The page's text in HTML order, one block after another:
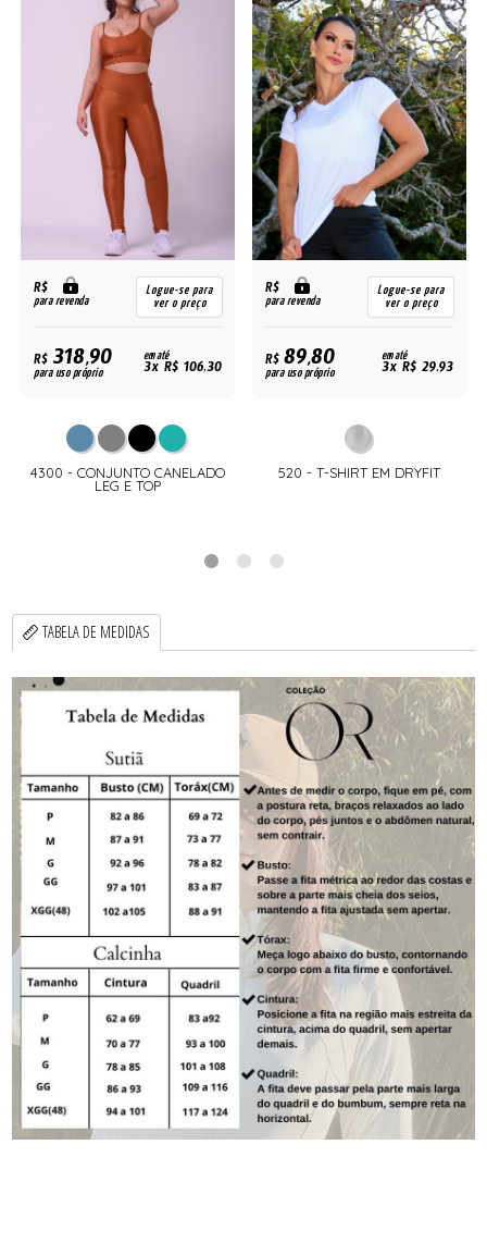
R$
para revenda
Logue-se para
ver o preço
R$318,90
para uso próprio
em até
3x R$ 106,30
4300 - CONJUNTO CANELADO
LEG E TOP
R$
para revenda
Logue-se para
ver o preço
R$89,80
para uso próprio
em até
3x R$ 29,93
520 - T-SHIRT EM DRYFIT
TABELA DE MEDIDAS